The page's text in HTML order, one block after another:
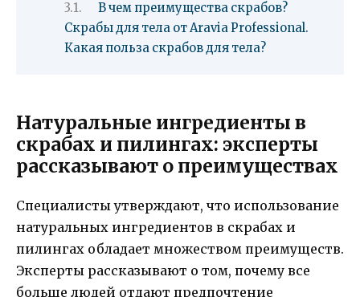
В чем преимущества скрабов?
Скрабы для тела от Aravia Professional.
Какая польза скрабов для тела?
Натуральные ингредиенты в
скрабах и пилингах: эксперты
рассказывают о преимуществах
Специалисты утверждают, что использование
натуральных ингредиентов в скрабах и
пилингах обладает множеством преимуществ.
Эксперты рассказывают о том, почему все
больше людей отдают предпочтение